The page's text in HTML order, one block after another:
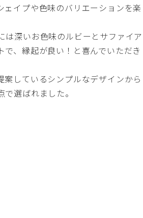
イプや色味のバリエーションを楽
は深いお色味のルビーとサファイア
、縁起が良い！と喜んでいただき
しているシンプルなデザインから
選ばれました。